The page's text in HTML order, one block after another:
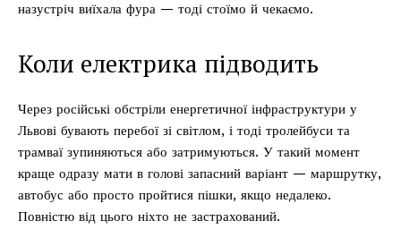
назустріч виїхала фура — тоді стоїмо й чекаємо.
Коли електрика підводить
Через російські обстріли енергетичної інфраструктури у
Львові бувають перебої зі світлом, і тоді тролейбуси та
трамваї зупиняються або затримуються. У такий момент
краще одразу мати в голові запасний варіант — маршрутку,
автобус або просто пройтися пішки, якщо недалеко.
Повністю від цього ніхто не застрахований.